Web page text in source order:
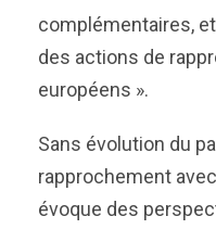
complémentaires,
des actions de
européens ».
Sans évolution du
rapprochement
évoque des